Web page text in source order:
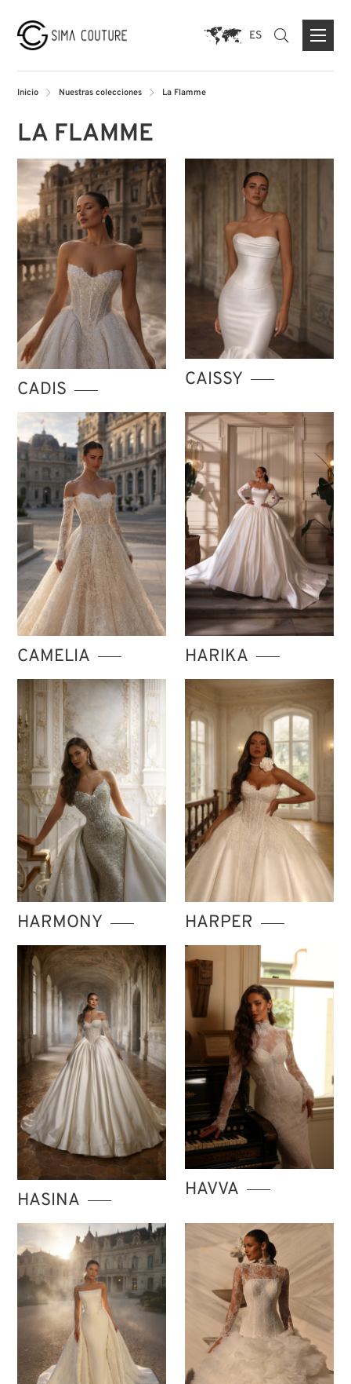
PRENSA
MARCAS
FORMULARIO DE CONTACTO
TIENDA INSIGNIA DUISBURG
TIENDA PARIS
TIENDA MUNICH
TIENDA ISTANBUL
ES
Inicio Nuestras colecciones La Flamme
LA FLAMME
CADIS CAISSY
CAMELIA HARIKA
HARMONY HARPER
HASINA HAVVA